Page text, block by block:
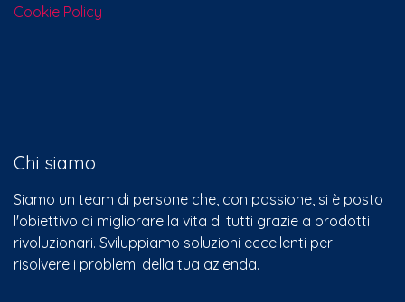
Cookie Policy
Chi siamo
Siamo un team di persone che, con passione, si è posto
l'obiettivo di migliorare la vita di tutti grazie a prodotti
rivoluzionari. Sviluppiamo soluzioni eccellenti per
risolvere i problemi della tua azienda.